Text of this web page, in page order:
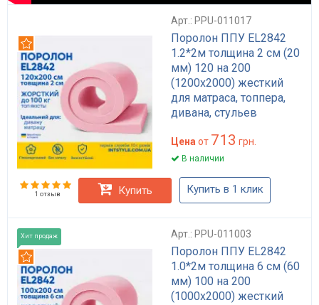
Арт.: PPU-011017
Поролон ППУ EL2842
1.2*2м толщина 2 см (20
мм) 120 на 200
(1200х2000) жесткий
для матраса, топпера,
дивана, стульев
Цена от 713 грн.
В наличии
1 отзыв Купить Купить в 1 клик
Хит продаж Арт.: PPU-011003
Поролон ППУ EL2842
1.0*2м толщина 6 см (60
мм) 100 на 200
(1000х2000) жесткий